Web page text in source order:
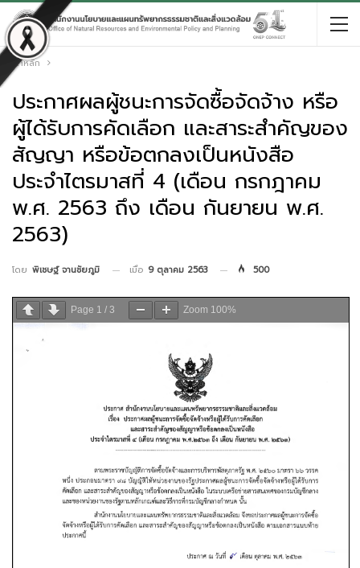
หน้าหลัก
ประกาศผลผู้ชนะการจัดซื้อจัดจ้าง หรือ
ผู้ได้รับการคัดเลือก และสาระสำคัญของ
สัญญา หรือข้อตกลงเป็นหนังสือ
ประจำไตรมาสที่ 4 (เดือน กรกฎาคม
พ.ศ. 2563 ถึง เดือน กันยายน พ.ศ.
2563)
โดย พิเชษฐ์ จานชัยภูมิ เมื่อ 9 ตุลาคม 2563 500
Page 1 / 3 Zoom 100%